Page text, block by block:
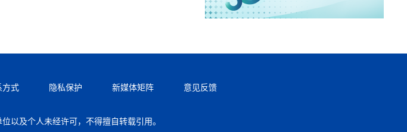
方式 隐私保护 新媒体矩阵 意见反馈
以及个人未经许可，不得擅自转载引用。